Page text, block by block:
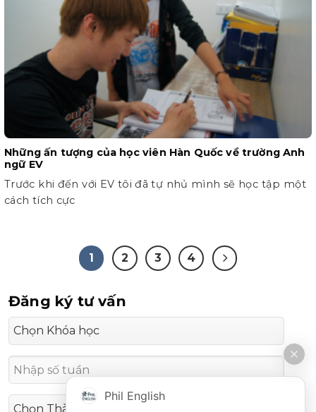
Những ấn tượng của học viên Hàn Quốc về trường Anh
ngữ EV
Trước khi đến với EV tôi đã tự nhủ mình sẽ học tập một
cách tích cực
1 2 3 4
Đăng ký tư vấn
Phil English